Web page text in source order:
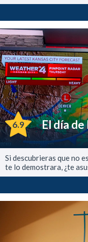
6.9 El día
Si descubrieras que no
te lo demostrara, ¿te